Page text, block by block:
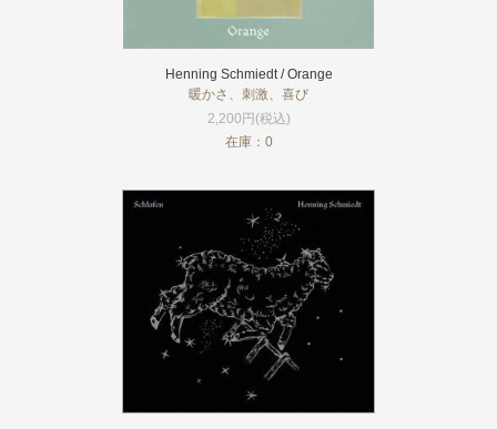
Henning Schmiedt / Orange
暖かさ、刺激、喜び
2,200円(税込)
在庫：0